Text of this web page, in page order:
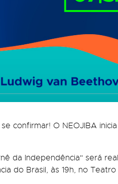
confirmar! O NEOJIBA
da Independência" será
do Brasil, às 19h, no